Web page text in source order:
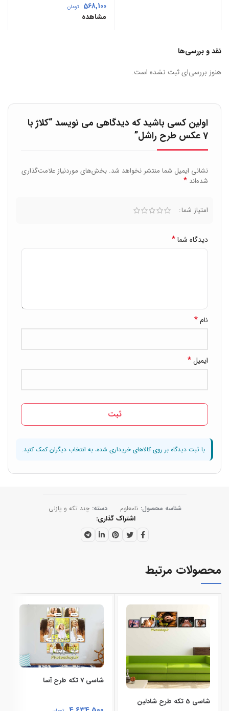
568,100 تومان
مشاهده
نقد و بررسی‌ها
هنوز بررسی‌ای ثبت نشده است.
اولین کسی باشید که دیدگاهی می نویسد “کلاژ با
7 عکس طرح راشل”
نشانی ایمیل شما منتشر نخواهد شد. بخش‌های موردنیاز علامت‌گذاری
شده‌اند *
امتیاز شما
دیدگاه شما*
نام*
ایمیل*
شناسه محصول: نامعلوم دسته: چند تکه و پازلی
اشتراک گذاری
محصولات مرتبط
شاسی 5 تکه طرح شادلین
شاسی 7 تکه طرح آسا